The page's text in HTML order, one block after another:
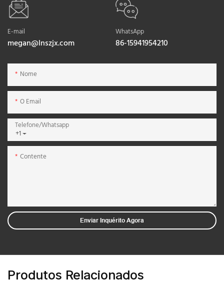
E-mail
megan@lnszjx.com
WhatsApp
86-15941954210
Nome
O Email
+1
Telefone/whatsapp
Contente
Enviar Inquérito Agora
Produtos Relacionados